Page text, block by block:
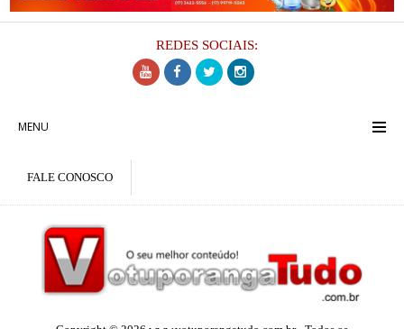
REDES SOCIAIS:
MENU
FALE CONOSCO